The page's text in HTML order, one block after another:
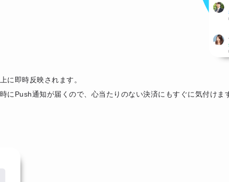
に即時反映されます。
にPush通知が届くので、心当たりのない決済にもすぐに気付けま